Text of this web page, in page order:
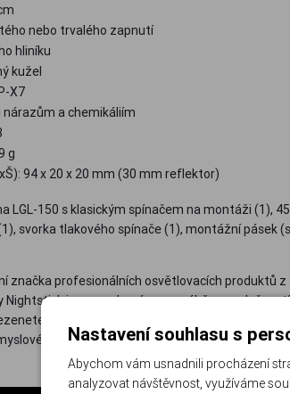
nebo trvalého zapnutí
hliníku
kužel
X7
a chemikáliím
g
94 x 20 x 20 mm (30 mm reflektor)
LGL-150 s klasickým spínačem na montáži (1),
svorka tlakového spínače (1), montážní pásek
značka profesionálních osvětlovacích produktů z
Nightstick jsou navrhovány a vyráběny
vše od svítilen (všeho druhu), čelovek a
standardy v oblasti výkonu, kvality i
Nastavení souhlasu s
Abychom vám usnadnili procházení
analyzovat návštěvnost, využíváme